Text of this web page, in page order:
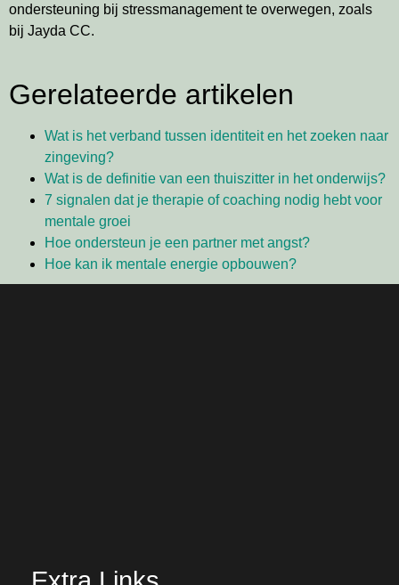
ondersteuning bij stressmanagement te overwegen, zoals
bij Jayda CC.
Gerelateerde artikelen
Wat is het verband tussen identiteit en het zoeken naar
zingeving?
Wat is de definitie van een thuiszitter in het onderwijs?
7 signalen dat je therapie of coaching nodig hebt voor
mentale groei
Hoe ondersteun je een partner met angst?
Hoe kan ik mentale energie opbouwen?